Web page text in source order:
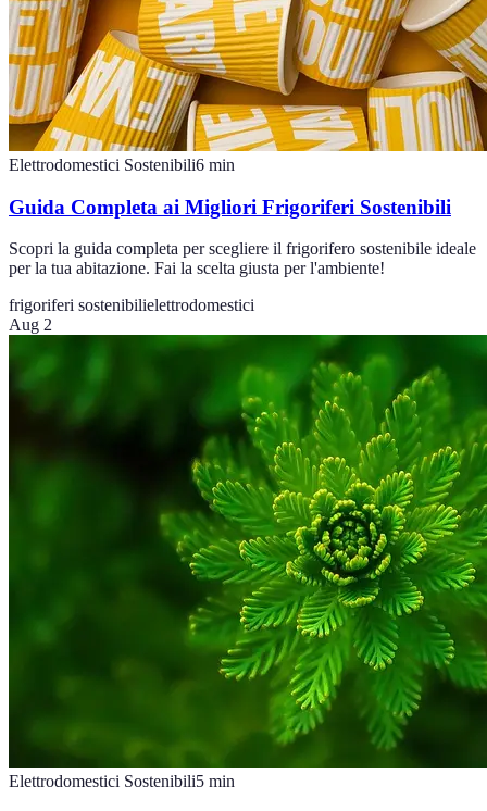
Elettrodomestici Sostenibili6 min
Guida Completa ai Migliori Frigoriferi Sostenibili
Scopri la guida completa per scegliere il frigorifero sostenibile ideale
per la tua abitazione. Fai la scelta giusta per l'ambiente!
frigoriferi sostenibilielettrodomestici
Aug 2
Elettrodomestici Sostenibili5 min